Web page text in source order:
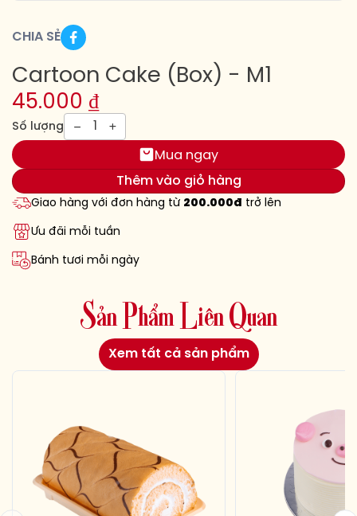
CHIA SẺ
Cartoon Cake (Box) - M1
45.000 ₫
Số lượng 1
Mua ngay
Thêm vào giỏ hàng
Giao hàng với đơn hàng từ 200.000đ trở lên
Ưu đãi mỗi tuần
Bánh tươi mỗi ngày
Sản Phẩm Liên Quan
Xem tất cả sản phẩm